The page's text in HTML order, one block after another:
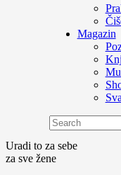
Magazin
Uradi to za sebe
za sve žene